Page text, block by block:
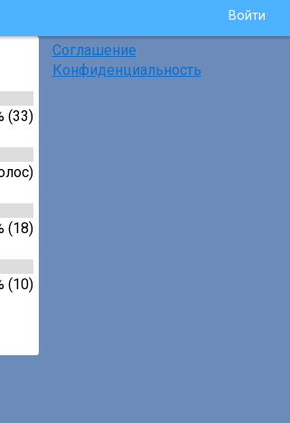
Войти
(33)
(18)
(10)
Соглашение
Конфиденциальность